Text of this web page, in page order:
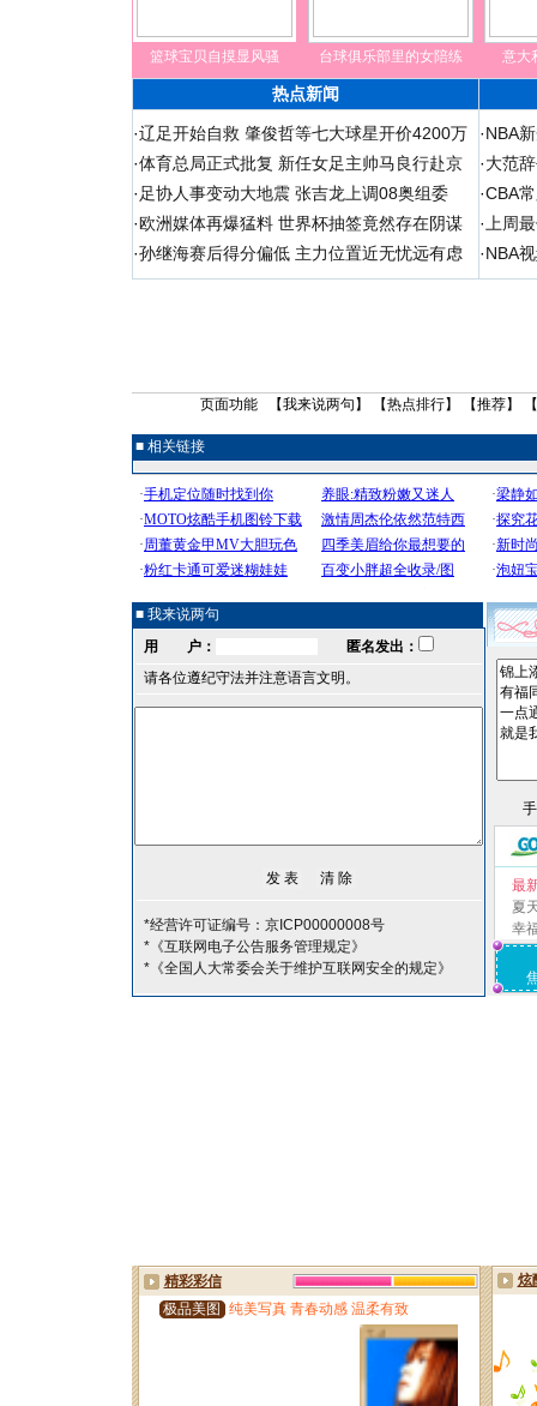
篮球宝贝自摸显风骚 台球俱乐部里的女陪练 意大
热点新闻
·辽足开始自救 肇俊哲等七大球星开价4200万
·体育总局正式批复 新任女足主帅马良行赴京
· 足协人事变动大地震 张吉龙上调08奥组委
·欧洲媒体再爆猛料 世界杯抽签竟然存在阴谋
·孙继海赛后得分偏低 主力位置近无忧远有虑
·NBA
·大范
·CBA
· 上周
·NBA
页面功能 【我来说两句 】 【热点排行】 【推荐】
■ 相关链接
■ 我来说两句
用 户：
匿名发出：
请各位遵纪守法并注意语言文明。
*经营许可证编号：京ICP00000008号
*《互联网电子公告服务管理规定》
*《全国人大常委会关于维护互联网安全的规定》
最
夏
幸